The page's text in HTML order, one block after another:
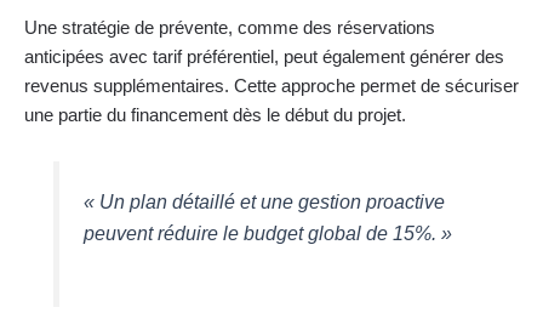
Une stratégie de prévente, comme des réservations
anticipées avec tarif préférentiel, peut également générer des
revenus supplémentaires. Cette approche permet de sécuriser
une partie du financement dès le début du projet.
« Un plan détaillé et une gestion proactive
peuvent réduire le budget global de 15%. »